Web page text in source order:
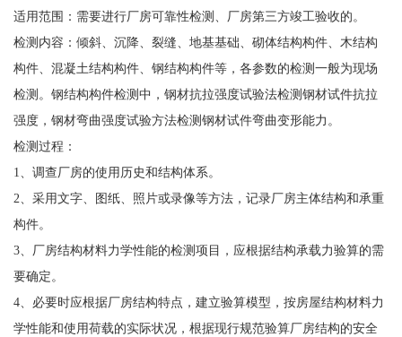
适用范围：需要进行厂房可靠性检测、厂房第三方竣工验收的。
检测内容：倾斜、沉降、裂缝、地基基础、砌体结构构件、木结构
构件、混凝土结构构件、钢结构构件等，各参数的检测一般为现场
检测。钢结构构件检测中，钢材抗拉强度试验法检测钢材试件抗拉
强度，钢材弯曲强度试验方法检测钢材试件弯曲变形能力。
检测过程：
1、调查厂房的使用历史和结构体系。
2、采用文字、图纸、照片或录像等方法，记录厂房主体结构和承重
构件。
3、厂房结构材料力学性能的检测项目，应根据结构承载力验算的需
要确定。
4、必要时应根据厂房结构特点，建立验算模型，按房屋结构材料力
学性能和使用荷载的实际状况，根据现行规范验算厂房结构的安全